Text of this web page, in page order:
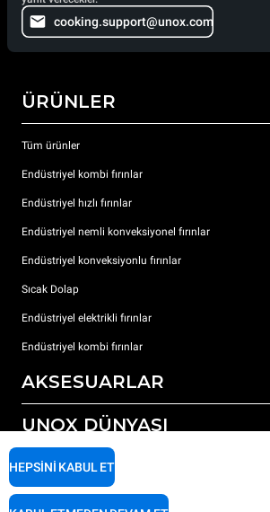
cooking.support@unox.com
ÜRÜNLER
Tüm ürünler
Endüstriyel kombi fırınlar
Endüstriyel hızlı fırınlar
Endüstriyel nemli konveksiyonel fırınlar
Endüstriyel konveksiyonlu fırınlar
Sıcak Dolap
Endüstriyel elektrikli fırınlar
Endüstriyel kombi fırınlar
AKSESUARLAR
Tüm aksesuarlar
Otomatik yıkama için deterjanlar
Elle yıkama için deterjanlar
UNOX DÜNYASI
Dünyadaki ofislerimizx
DESTEK
HEPSINI KABUL ET